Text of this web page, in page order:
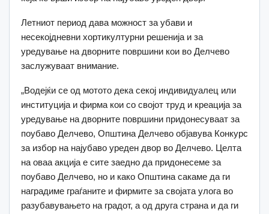
Летниот период дава можност за убави и
несекојдневни хортикултурни решенија и за
уредување на дворните површини кои во Делчево
заслужуваат внимание.
„Водејќи се од мотото дека секој индивидуалец или
институција и фирма кои со својот труд и креација за
уредување на дворните површини придонесуваат за
поубаво Делчево, Општина Делчево објавува Конкурс
за избор на најубаво уреден двор во Делчево. Целта
на оваа акција е сите заедно да придонесеме за
поубаво Делчево, но и како Општина сакаме да ги
наградиме граѓаните и фирмите за својата улога во
разубавувањето на градот, а од друга страна и да ги